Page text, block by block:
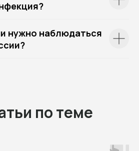
нужно наблюдаться
по теме